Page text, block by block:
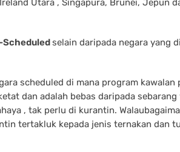
Utara , Singapura, Brunei, Jepun
Scheduledselain daripada negara yang
scheduled di mana program kawalan
dan adalah bebas daripada sebarang
, tak perlu di kurantin.
tertakluk kepada jenis ternakan dan